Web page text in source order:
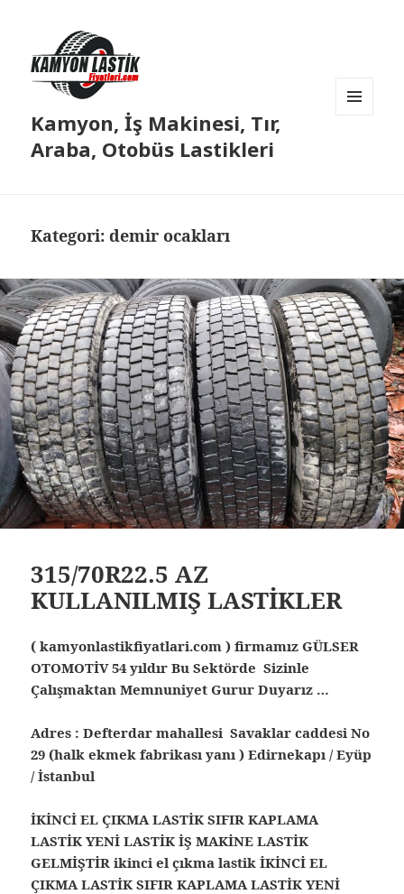
Kamyon, İş Makinesi, Tır,
Araba, Otobüs Lastikleri
Kategori:demir ocakları
315/70R22.5 AZ
KULLANILMIŞ LASTİKLER
( kamyonlastikfiyatlari.com ) firmamız GÜLSER
OTOMOTİV 54 yıldır Bu Sektörde Sizinle
Çalışmaktan Memnuniyet Gurur Duyarız …
Adres : Defterdar mahallesi Savaklar caddesi No
29 (halk ekmek fabrikası yanı ) Edirnekapı / Eyüp
/ İstanbul
İKİNCİ EL ÇIKMA LASTİK SIFIR KAPLAMA
LASTİK YENİ LASTİK İŞ MAKİNE LASTİK
GELMİŞTİR ikinci el çıkma lastik İKİNCİ EL
ÇIKMA LASTİK SIFIR KAPLAMA LASTİK YENİ